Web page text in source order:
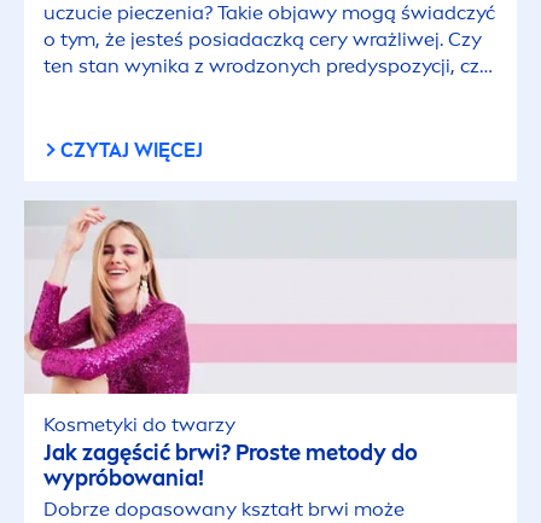
uczucie pieczenia? Takie objawy mogą świadczyć
o tym, że jesteś posiadaczką cery wrażliwej. Czy
ten stan wynika z wrodzonych predyspozycji, czy
CZYTAJ WIĘCEJ
Kosmetyki do twarzy
Jak zagęścić brwi? Proste metody do
wypróbowania!
Dobrze dopasowany kształt brwi może